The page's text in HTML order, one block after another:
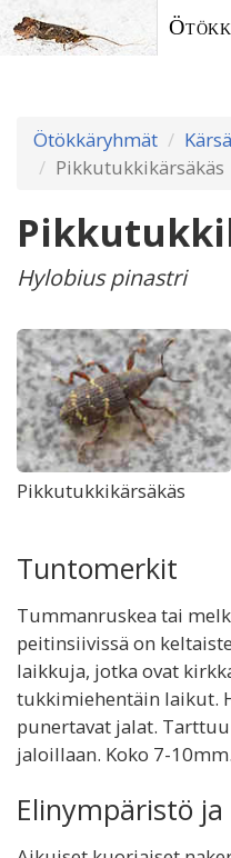
Ötökkäryhmät
Pikkutukkikärsäkäs
Hylobius pinastri
Pikkutukkikärsäkäs
Tuntomerkit
Tummanruskea tai
peitinsiivissä on
laikkuja, jotka ovat
tukkimiehentäin laikut.
punertavat jalat.
jaloillaan. Koko 7-10mm.
Elinympäristö